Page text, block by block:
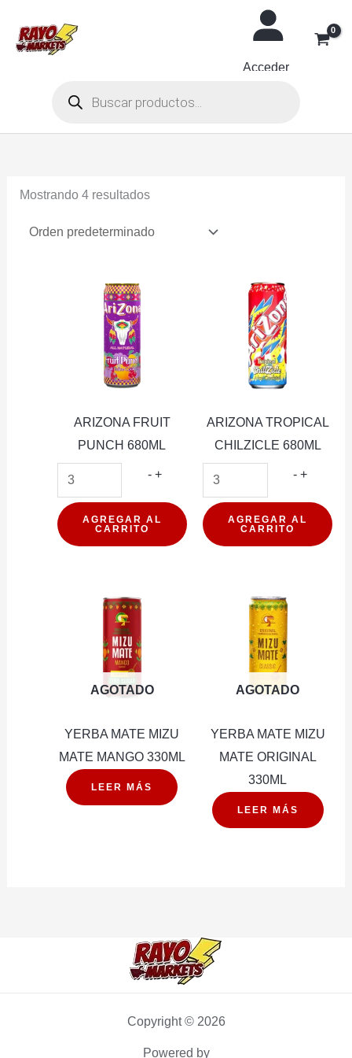
contenido
Acceder
productos
Mostrando 4 resultados
ARIZONA FRUIT
PUNCH 680ML
- ARIZONA
PUNCH
680ML
+
AGREGAR AL
CARRITO
ARIZONA TROPICAL
CHILZICLE 680ML
-
680ML
+
AGREGAR AL
CARRITO
AGOTADO
YERBA MATE MIZU
MATE MANGO 330ML
LEER MÁS
AGOTADO
YERBA MATE MIZU
MATE ORIGINAL
330ML
LEER MÁS
Copyright © 2026
Powered by